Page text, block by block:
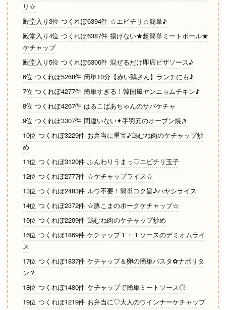
リ☆
殿堂入り3位 つくれぽ6394件 ☆エビチリ☆簡単♪
殿堂入り4位 つくれぽ6387件 揚げない★超簡単ミートボール★
ケチャップ
殿堂入り5位 つくれぽ6306件 混ぜるだけ即席ピザソース♪
6位 つくれぽ5268件 簡単10分【赤い鶏さん】ランチにも♪
7位 つくれぽ4277件 簡単すぎる！韓国風ヤンニョムチキン♪
8位 つくれぽ4267件 はるこばあちゃんのサバケチャ
9位 つくれぽ3307件 間違いない✦手羽元のオーブン焼き
10位 つくれぽ3229件 お弁当に重宝♪鶏むね肉のケチャップ炒
め
11位 つくれぽ3120件 ふんわりうまっ♡エビチリ玉子
12位 つくれぽ2777件 ☆ケチャップライス☆
13位 つくれぽ2483件 ルウ不要！簡単コク旨♪ハヤシライス
14位 つくれぽ2372件 ☆豚こまのポークケチャップ☆
15位 つくれぽ2209件 鶏むね肉のケチャップ炒め
16位 つくれぽ1869件 ケチャップ１：１ソースのデミオムライ
ス
17位 つくれぽ1837件 ケチャップ＆卵の簡単パスタ✿ナポリタ
ン？
18位 つくれぽ1480件 ケチャップで簡単ミートソース◎
19位 つくれぽ1219件 お弁当に♡大人のウインナーケチャップ